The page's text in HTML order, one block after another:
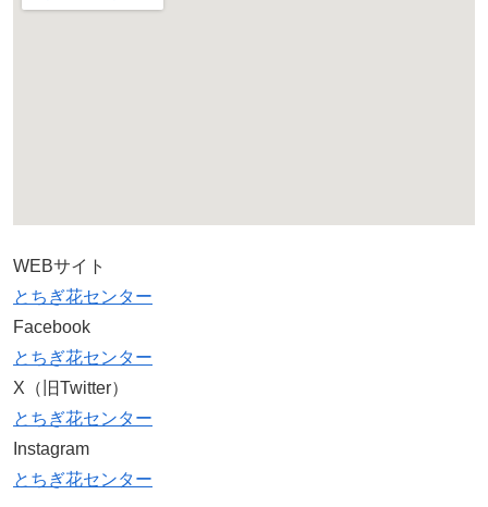
WEBサイト
とちぎ花センター
Facebook
とちぎ花センター
X（旧Twitter）
とちぎ花センター
Instagram
とちぎ花センター